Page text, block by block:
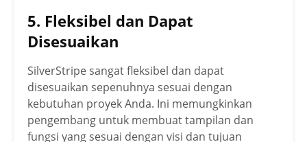
5. Fleksibel dan Dapat
Disesuaikan
SilverStripe sangat fleksibel dan dapat
disesuaikan sepenuhnya sesuai dengan
kebutuhan proyek Anda. Ini memungkinkan
pengembang untuk membuat tampilan dan
fungsi yang sesuai dengan visi dan tujuan